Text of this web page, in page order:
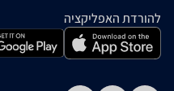
להורדת האפליקציה